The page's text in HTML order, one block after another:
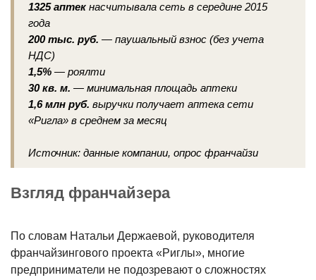
1325 аптек насчитывала сеть в середине 2015
года
200 тыс. руб. — паушальный взнос (без учета
НДС)
1,5% — роялти
30 кв. м. — минимальная площадь аптеки
1,6 млн руб. выручки получает аптека сети
«Ригла» в среднем за месяц
Источник: данные компании, опрос франчайзи
Взгляд франчайзера
По словам Натальи Держаевой, руководителя
франчайзингового проекта «Риглы», многие
предприниматели не подозревают о сложностях